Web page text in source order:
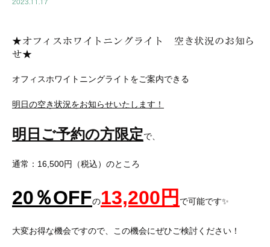
2023.11.17
★オフィスホワイトニングライト 空き状況のお知ら
せ★
オフィスホワイトニングライトをご案内できる
明日の空き状況をお知らせいたします！
明日ご予約の方限定で、
通常：16,500円（税込）のところ
20％OFFの13,200 円 で可能です✨
大変お得な機会ですので、この機会にぜひご検討ください！